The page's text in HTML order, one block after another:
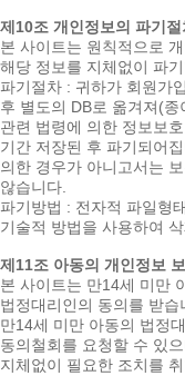
제10조 개인정보의 파기절
본 사이트는 원칙적으로
해당 정보를 지체없이 파
파기절차 : 귀하가 회원가
후 별도의 DB로 옮겨져(
관련 법령에 의한 정보보
기간 저장된 후 파기되어
의한 경우가 아니고서는
않습니다.
파기방법 : 전자적 파일형
기술적 방법을 사용하여 삭
제11조 아동의 개인정보
본 사이트는 만14세 미만
법정대리인의 동의를 받습
만14세 미만 아동의 법정
동의철회를 요청할 수 있
지체없이 필요한 조치를 취